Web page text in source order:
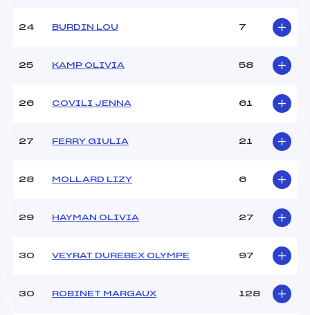
24 BURDIN LOU 7
25 KAMP OLIVIA 58
26 COVILI JENNA 61
27 FERRY GIULIA 21
28 MOLLARD LIZY 6
29 HAYMAN OLIVIA 27
30 VEYRAT DUREBEX OLYMPE 97
30 ROBINET MARGAUX 128